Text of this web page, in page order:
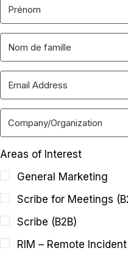
Areas of Interest
General Marketing
Scribe for Meetings
Scribe (B2B)
RIM – Remote